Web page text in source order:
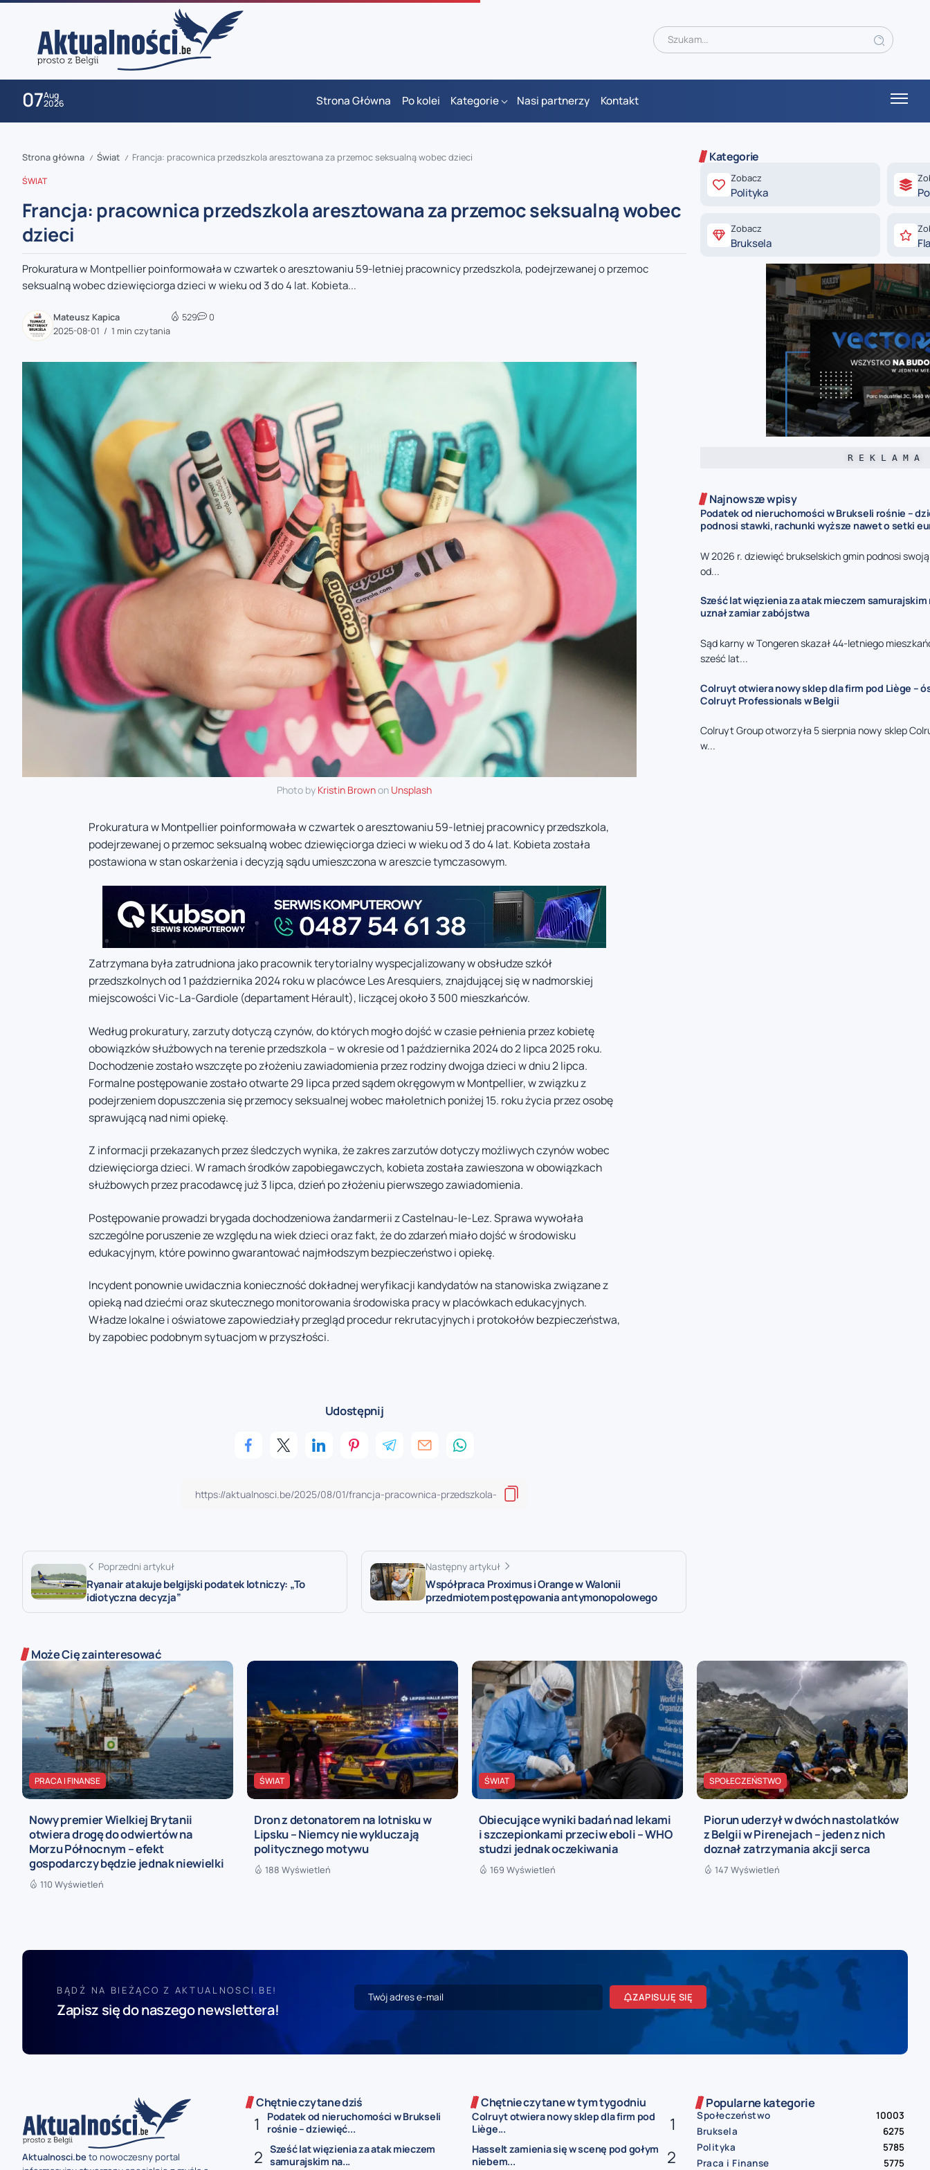
07Aug
2026 Strona Główna Po kolei Kategorie Nasi partnerzy Kontakt
zaobserwuj nas
zaobserwuj nas
zaobserwuj nas
zaobserwuj nas
zaobserwuj nas
Strona główna / Świat / Francja: pracownica przedszkola aresztowana za przemoc seksualną wobec dzieci
ŚWIAT
Francja: pracownica przedszkola aresztowana za przemoc seksualną wobec
dzieci
Prokuratura w Montpellier poinformowała w czwartek o aresztowaniu 59-letniej pracownicy przedszkola, podejrzewanej o przemoc
seksualną wobec dziewięciorga dzieci w wieku od 3 do 4 lat. Kobieta...
Mateusz Kapica
2025-08-01
1 min czytania
529 0
Photo by Kristin Brownon Unsplash
Prokuratura w Montpellier poinformowała w czwartek o aresztowaniu 59-letniej pracownicy przedszkola,
podejrzewanej o przemoc seksualną wobec dziewięciorga dzieci w wieku od 3 do 4 lat. Kobieta została
postawiona w stan oskarżenia i decyzją sądu umieszczona w areszcie tymczasowym.
Zatrzymana była zatrudniona jako pracownik terytorialny wyspecjalizowany w obsłudze szkół
przedszkolnych od 1 października 2024 roku w placówce Les Aresquiers, znajdującej się w nadmorskiej
miejscowości Vic-La-Gardiole (departament Hérault), liczącej około 3 500 mieszkańców.
Według prokuratury, zarzuty dotyczą czynów, do których mogło dojść w czasie pełnienia przez kobietę
obowiązków służbowych na terenie przedszkola – w okresie od 1 października 2024 do 2 lipca 2025 roku.
Dochodzenie zostało wszczęte po złożeniu zawiadomienia przez rodziny dwojga dzieci w dniu 2 lipca.
Formalne postępowanie zostało otwarte 29 lipca przed sądem okręgowym w Montpellier, w związku z
podejrzeniem dopuszczenia się przemocy seksualnej wobec małoletnich poniżej 15. roku życia przez osobę
sprawującą nad nimi opiekę.
Z informacji przekazanych przez śledczych wynika, że zakres zarzutów dotyczy możliwych czynów wobec
dziewięciorga dzieci. W ramach środków zapobiegawczych, kobieta została zawieszona w obowiązkach
służbowych przez pracodawcę już 3 lipca, dzień po złożeniu pierwszego zawiadomienia.
Postępowanie prowadzi brygada dochodzeniowa żandarmerii z Castelnau-le-Lez. Sprawa wywołała
szczególne poruszenie ze względu na wiek dzieci oraz fakt, że do zdarzeń miało dojść w środowisku
edukacyjnym, które powinno gwarantować najmłodszym bezpieczeństwo i opiekę.
Incydent ponownie uwidacznia konieczność dokładnej weryfikacji kandydatów na stanowiska związane z
opieką nad dziećmi oraz skutecznego monitorowania środowiska pracy w placówkach edukacyjnych.
Władze lokalne i oświatowe zapowiedziały przegląd procedur rekrutacyjnych i protokołów bezpieczeństwa,
by zapobiec podobnym sytuacjom w przyszłości.
Udostępnij
Poprzedni artykuł
Ryanair atakuje belgijski podatek lotniczy: „To
idiotyczna decyzja”
Następny artykuł
Współpraca Proximus i Orange w Walonii
przedmiotem postępowania antymonopolowego
Kategorie
Zobacz
Polityka
Zobacz
Bruksela
R E K L A M A
Najnowsze wpisy
Podatek od nieruchomości w Brukseli rośnie –
podnosi stawki, rachunki wyższe nawet o setki
W 2026 r. dziewięć brukselskich gmin podnosi
od...
Sześć lat więzienia za atak mieczem samurajskim
uznał zamiar zabójstwa
Sąd karny w Tongeren skazał 44-letniego
sześć lat...
Colruyt otwiera nowy sklep dla firm pod Liège –
Colruyt Professionals w Belgii
Colruyt Group otworzyła 5 sierpnia nowy sklep
w...
Może Cię zainteresować
PRACA I FINANSE
Nowy premier Wielkiej Brytanii
otwiera drogę do odwiertów na
Morzu Północnym – efekt
gospodarczy będzie jednak niewielki
110 Wyświetleń
ŚWIAT
Dron z detonatorem na lotnisku w
Lipsku – Niemcy nie wykluczają
politycznego motywu
188 Wyświetleń
ŚWIAT
Obiecujące wyniki badań nad lekami
i szczepionkami przeciw eboli – WHO
studzi jednak oczekiwania
169 Wyświetleń
SPOŁECZEŃSTWO
Piorun uderzył w dwóch nastolatków
z Belgii w Pirenejach – jeden z nich
doznał zatrzymania akcji serca
147 Wyświetleń
BĄDŹ NA BIEŻĄCO Z AKTUALNOSCI.BE!
Zapisz się do naszego newslettera!
ZAPISUJĘ SIĘ
Aktualnosci.beto nowoczesny portal
Chętnie czytane dziś
Podatek od nieruchomości w Brukseli
rośnie – dziewięć...
Sześć lat więzienia za atak mieczem
samurajskim na...
Chętnie czytane w tym tygodniu
Colruyt otwiera nowy sklep dla firm pod
Liège...
Hasselt zamienia się w scenę pod gołym
niebem...
Popularne kategorie
Społeczeństwo
10003
Bruksela
6275
Polityka
5785
Praca i Finanse
5775